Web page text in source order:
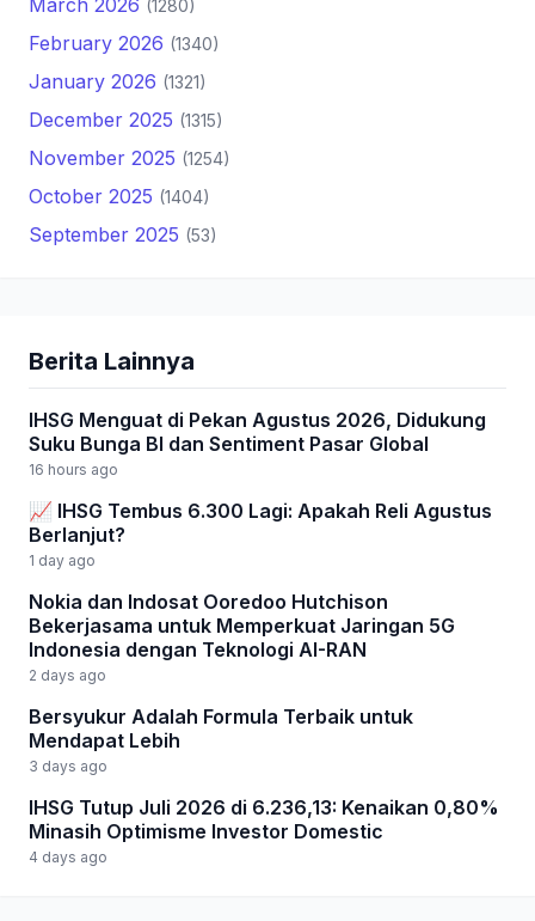
March 2026 (1280)
February 2026 (1340)
January 2026 (1321)
December 2025 (1315)
November 2025 (1254)
October 2025 (1404)
September 2025 (53)
Berita Lainnya
IHSG Menguat di Pekan Agustus 2026, Didukung
Suku Bunga BI dan Sentiment Pasar Global
16 hours ago
📈 IHSG Tembus 6.300 Lagi: Apakah Reli Agustus
Berlanjut?
1 day ago
Nokia dan Indosat Ooredoo Hutchison
Bekerjasama untuk Memperkuat Jaringan 5G
Indonesia dengan Teknologi AI-RAN
2 days ago
Bersyukur Adalah Formula Terbaik untuk
Mendapat Lebih
3 days ago
IHSG Tutup Juli 2026 di 6.236,13: Kenaikan 0,80%
Minasih Optimisme Investor Domestic
4 days ago